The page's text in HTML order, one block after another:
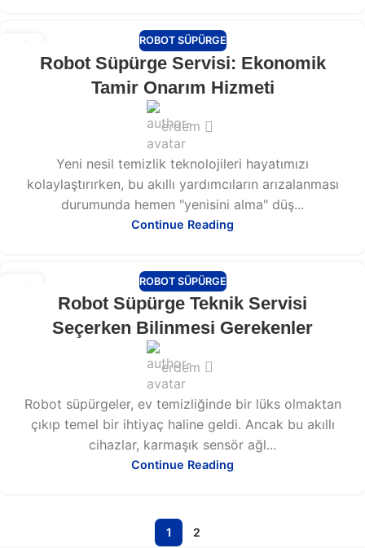
13 ROBOT SÜPÜRGE
Robot Süpürge Servisi: Ekonomik
Tamir Onarım Hizmeti
erdem
Yeni nesil temizlik teknolojileri hayatımızı
kolaylaştırırken, bu akıllı yardımcıların arızalanması
durumunda hemen "yenisini alma" düş...
Continue Reading
13 ROBOT SÜPÜRGE
Robot Süpürge Teknik Servisi
Seçerken Bilinmesi Gerekenler
erdem
Robot süpürgeler, ev temizliğinde bir lüks olmaktan
çıkıp temel bir ihtiyaç haline geldi. Ancak bu akıllı
cihazlar, karmaşık sensör ağl...
Continue Reading
1 2